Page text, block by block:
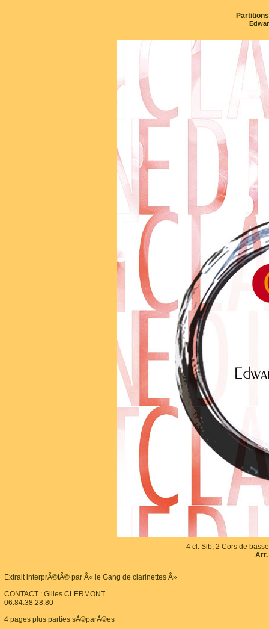
4 cl. Sib, 2 Cors de
Arr.
Extrait interprÃ©tÃ© par Â« le Gang de clarinettes Â»
CONTACT : Gilles CLERMONT
06.84.38.28.80
4 pages plus parties sÃ©parÃ©es